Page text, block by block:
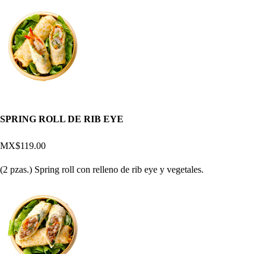
SPRING ROLL DE RIB EYE
MX$119.00
(2 pzas.) Spring roll con relleno de rib eye y vegetales.